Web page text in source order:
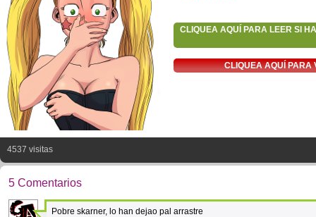
CLIQUEA AQUÍ PARA LEER SI
CLIQUEA AQUÍ PARA
4537 visitas
5 Comentarios
Pobre skarner, lo han dejao pal arrastre